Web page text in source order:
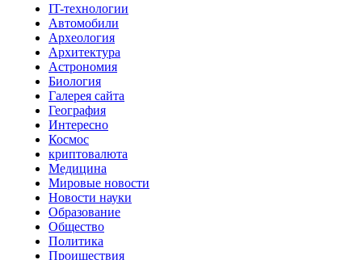
IT-технологии
Автомобили
Археология
Архитектура
Астрономия
Биология
Галерея сайта
География
Интересно
Космос
криптовалюта
Медицина
Мировые новости
Новости науки
Образование
Общество
Политика
Проишествия